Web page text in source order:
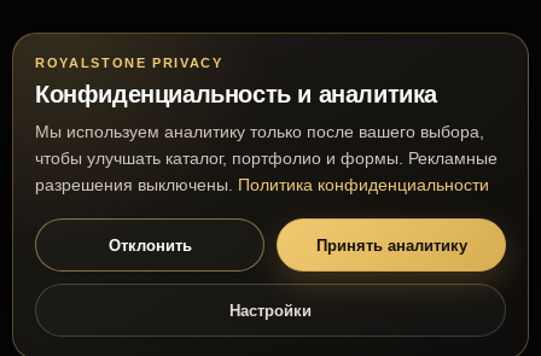
КОНТАКТЫ
Киев, Украина
+38 (063) 777 63 03
royalmramor@gmail.com
© 2026 RoyalStone. Все права защищены.
Премиальное производство из натурального камня
ROYALSTONE PRIVACY
Конфиденциальность и аналитика
Мы используем аналитику только после вашего выбора,
чтобы улучшать каталог, портфолио и формы. Рекламные
разрешения выключены. Политика конфиденциальности
Отклонить Принять аналитику
Настройки
Настройки